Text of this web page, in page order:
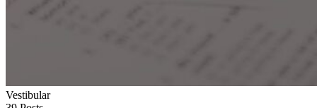
Vestibular